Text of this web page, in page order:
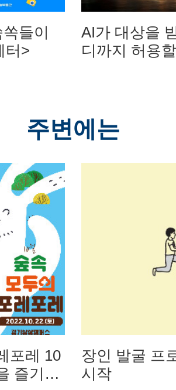
들이
터>
AI가 대상을
디까지 허용
주변에는
포레 10
즐기세
장인 발굴 프
시작